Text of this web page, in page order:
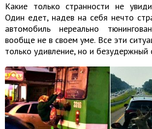
Какие только странности не
Один едет, надев на себя нечто
автомобиль нереально
вообще не в своем уме. Все эти
только удивление, но и безудержный